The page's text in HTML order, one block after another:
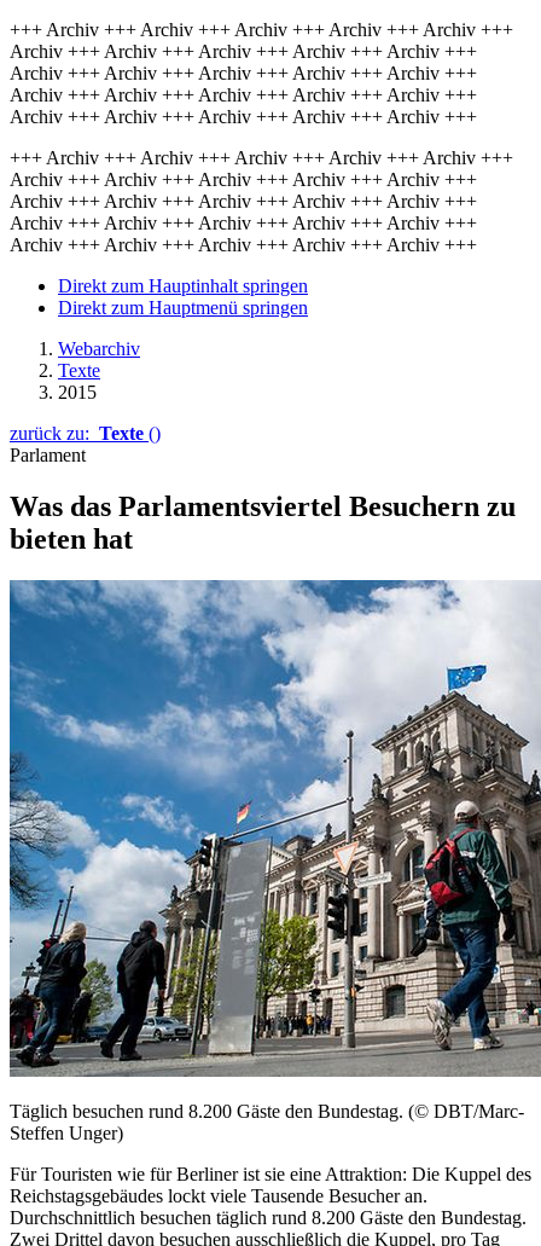
+++ Archiv +++ Archiv +++ Archiv +++ Archiv +++ Archiv +++
Archiv +++ Archiv +++ Archiv +++ Archiv +++ Archiv +++
Archiv +++ Archiv +++ Archiv +++ Archiv +++ Archiv +++
Archiv +++ Archiv +++ Archiv +++ Archiv +++ Archiv +++
Archiv +++ Archiv +++ Archiv +++ Archiv +++ Archiv +++
+++ Archiv +++ Archiv +++ Archiv +++ Archiv +++ Archiv +++
Archiv +++ Archiv +++ Archiv +++ Archiv +++ Archiv +++
Archiv +++ Archiv +++ Archiv +++ Archiv +++ Archiv +++
Archiv +++ Archiv +++ Archiv +++ Archiv +++ Archiv +++
Archiv +++ Archiv +++ Archiv +++ Archiv +++ Archiv +++
Direkt zum Hauptinhalt springen
Direkt zum Hauptmenü springen
Webarchiv
Texte
2015
zurück zu: Texte ()
Parlament
Was das Parlamentsviertel Besuchern zu
bieten hat
Täglich besuchen rund 8.200 Gäste den Bundestag. (© DBT/Marc-
Steffen Unger)
Für Touristen wie für Berliner ist sie eine Attraktion: Die Kuppel des
Reichstagsgebäudes lockt viele Tausende Besucher an.
Durchschnittlich besuchen täglich rund 8.200 Gäste den Bundestag.
Zwei Drittel davon besuchen ausschließlich die Kuppel, pro Tag